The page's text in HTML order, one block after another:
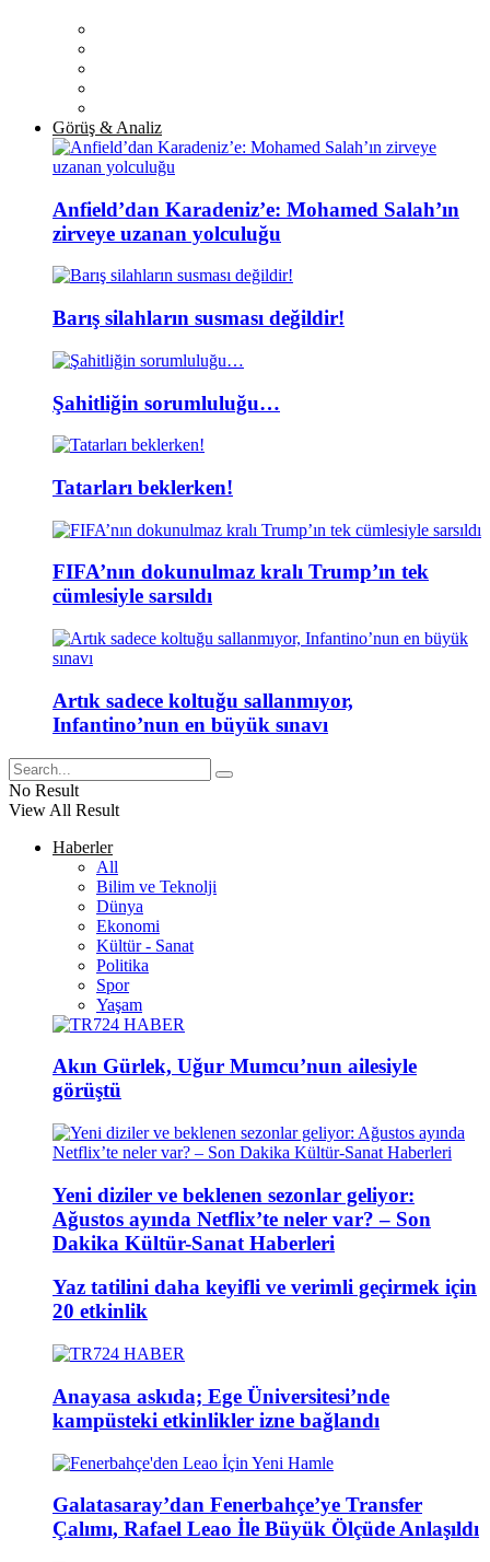
Görüş & Analiz
Anfield’dan Karadeniz’e: Mohamed Salah’ın
zirveye uzanan yolculuğu
Barış silahların susması değildir!
Şahitliğin sorumluluğu…
Tatarları beklerken!
FIFA’nın dokunulmaz kralı Trump’ın tek
cümlesiyle sarsıldı
Artık sadece koltuğu sallanmıyor,
Infantino’nun en büyük sınavı
No Result
View All Result
Haberler
All
Bilim ve Teknolji
Dünya
Ekonomi
Kültür - Sanat
Politika
Spor
Yaşam
Akın Gürlek, Uğur Mumcu’nun ailesiyle
görüştü
Yeni diziler ve beklenen sezonlar geliyor:
Ağustos ayında Netflix’te neler var? – Son
Dakika Kültür-Sanat Haberleri
Yaz tatilini daha keyifli ve verimli geçirmek için
20 etkinlik
Anayasa askıda; Ege Üniversitesi’nde
kampüsteki etkinlikler izne bağlandı
Galatasaray’dan Fenerbahçe’ye Transfer
Çalımı, Rafael Leao İle Büyük Ölçüde Anlaşıldı